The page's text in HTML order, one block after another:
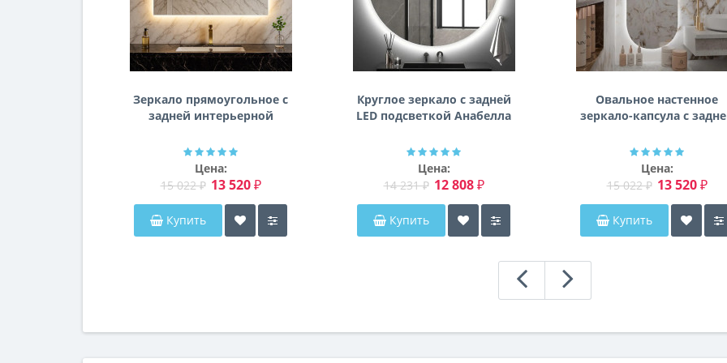
Зеркало прямоугольное с
задней интерьерной
Далтон
Цена:
15 022 ₽ 13 520 ₽
Купить
Круглое зеркало с задней
LED подсветкой Анабелла
Цена:
14 231 ₽ 12 808 ₽
Купить
Овальное настенное
зеркало-капсула с
Мэриэнн
Цена:
15 022 ₽ 13 520 ₽
Купить